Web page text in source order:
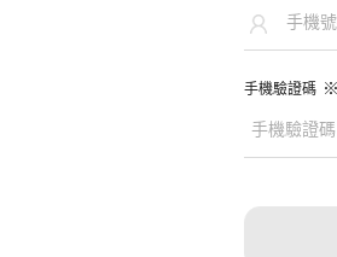
手機驗證碼